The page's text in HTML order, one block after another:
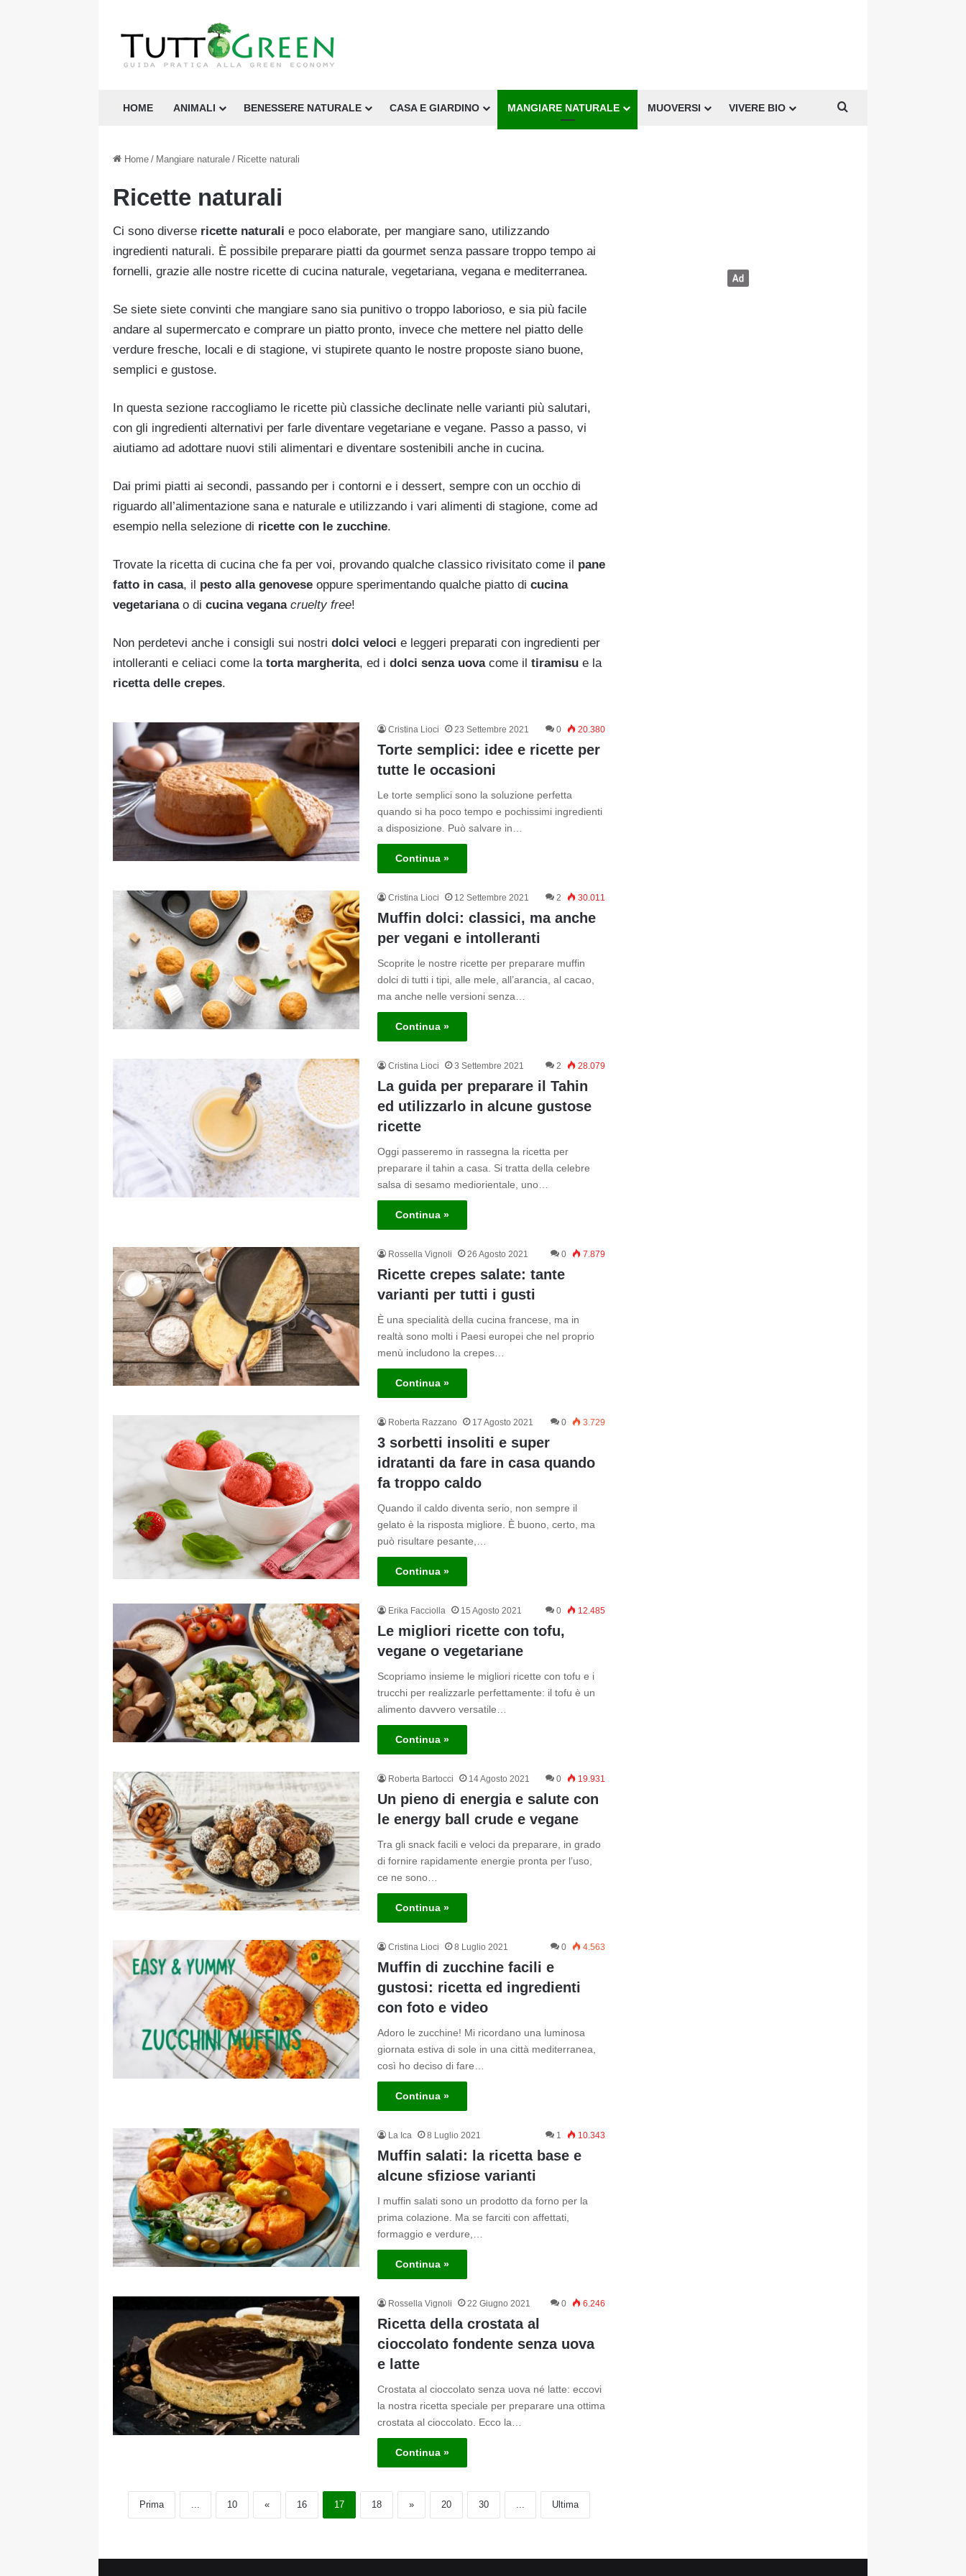
HOME ANIMALI BENESSERE NATURALE CASA E GIARDINO MANGIARE NATURALE MUOVERSI VIVERE BIO
Home / Mangiare naturale / Ricette naturali
Ricette naturali
Ci sono diverse ricette naturali e poco elaborate, per mangiare sano, utilizzando
ingredienti naturali. È possibile preparare piatti da gourmet senza passare troppo tempo ai
fornelli, grazie alle nostre ricette di cucina naturale, vegetariana, vegana e mediterranea.
Se siete siete convinti che mangiare sano sia punitivo o troppo laborioso, e sia più facile
andare al supermercato e comprare un piatto pronto, invece che mettere nel piatto delle
verdure fresche, locali e di stagione, vi stupirete quanto le nostre proposte siano buone,
semplici e gustose.
In questa sezione raccogliamo le ricette più classiche declinate nelle varianti più salutari,
con gli ingredienti alternativi per farle diventare vegetariane e vegane. Passo a passo, vi
aiutiamo ad adottare nuovi stili alimentari e diventare sostenibili anche in cucina.
Dai primi piatti ai secondi, passando per i contorni e i dessert, sempre con un occhio di
riguardo all’alimentazione sana e naturale e utilizzando i vari alimenti di stagione, come ad
esempio nella selezione di ricette con le zucchine.
Trovate la ricetta di cucina che fa per voi, provando qualche classico rivisitato come il pane
fatto in casa, il pesto alla genovese oppure sperimentando qualche piatto di cucina
vegetarianao di cucina vegana cruelty free!
Non perdetevi anche i consigli sui nostri dolci veloci e leggeri preparati con ingredienti per
intolleranti e celiaci come la torta margherita, ed i dolci senza uova come il tiramisu e la
ricetta delle crepes.
Cristina Lioci 23 Settembre 2021 0 20.380
Torte semplici: idee e ricette per
tutte le occasioni
Le torte semplici sono la soluzione perfetta
quando si ha poco tempo e pochissimi ingredienti
a disposizione. Può salvare in…
Continua »
Cristina Lioci 12 Settembre 2021 2 30.011
Muffin dolci: classici, ma anche
per vegani e intolleranti
Scoprite le nostre ricette per preparare muffin
dolci di tutti i tipi, alle mele, all’arancia, al cacao,
ma anche nelle versioni senza…
Continua »
Cristina Lioci 3 Settembre 2021 2 28.079
La guida per preparare il Tahin
ed utilizzarlo in alcune gustose
ricette
Oggi passeremo in rassegna la ricetta per
preparare il tahin a casa. Si tratta della celebre
salsa di sesamo mediorientale, uno…
Continua »
Rossella Vignoli 26 Agosto 2021 0 7.879
Ricette crepes salate: tante
varianti per tutti i gusti
È una specialità della cucina francese, ma in
realtà sono molti i Paesi europei che nel proprio
menù includono la crepes…
Continua »
Roberta Razzano 17 Agosto 2021 0 3.729
3 sorbetti insoliti e super
idratanti da fare in casa quando
fa troppo caldo
Quando il caldo diventa serio, non sempre il
gelato è la risposta migliore. È buono, certo, ma
può risultare pesante,…
Continua »
Erika Facciolla 15 Agosto 2021 0 12.485
Le migliori ricette con tofu,
vegane o vegetariane
Scopriamo insieme le migliori ricette con tofu e i
trucchi per realizzarle perfettamente: il tofu è un
alimento davvero versatile…
Continua »
Roberta Bartocci 14 Agosto 2021 0 19.931
Un pieno di energia e salute con
le energy ball crude e vegane
Tra gli snack facili e veloci da preparare, in grado
di fornire rapidamente energie pronta per l’uso,
ce ne sono…
Continua »
Cristina Lioci 8 Luglio 2021 0 4.563
Muffin di zucchine facili e
gustosi: ricetta ed ingredienti
con foto e video
Adoro le zucchine! Mi ricordano una luminosa
giornata estiva di sole in una città mediterranea,
così ho deciso di fare…
Continua »
La Ica 8 Luglio 2021 1 10.343
Muffin salati: la ricetta base e
alcune sfiziose varianti
I muffin salati sono un prodotto da forno per la
prima colazione. Ma se farciti con affettati,
formaggio e verdure,…
Continua »
Rossella Vignoli 22 Giugno 2021 0 6.246
Ricetta della crostata al
cioccolato fondente senza uova
e latte
Crostata al cioccolato senza uova né latte: eccovi
la nostra ricetta speciale per preparare una ottima
crostata al cioccolato. Ecco la…
Continua »
Prima ... 10 « 16 17 18 » 20 30 ... Ultima